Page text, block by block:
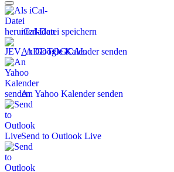
iCal-Datei speichern
An Google Kalender senden
An Yahoo Kalender senden
Send to Outlook Live